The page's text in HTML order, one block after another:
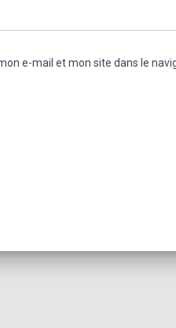
e-mail et mon site dans le